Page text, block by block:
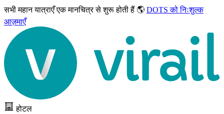
सभी महान यात्राएँएक मानचित्र से शुरू होती हैं 🌎 DOTS को निःशुल्क
आज़माएँ
होटल